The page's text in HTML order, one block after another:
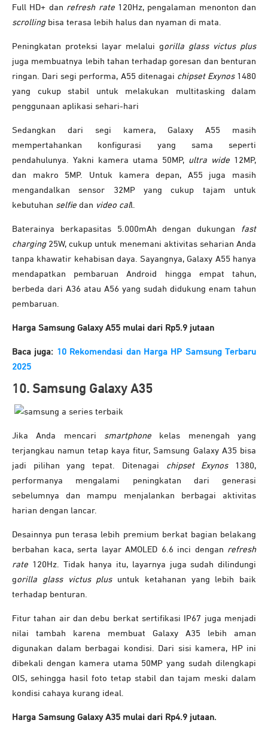
Full HD+ dan refresh rate120Hz, pengalaman menonton dan
scrollingbisa terasa lebih halus dan nyaman di mata.
Peningkatan proteksi layar melalui gorilla glass victus plus
juga membuatnya lebih tahan terhadap goresan dan benturan
ringan. Dari segi performa, A55 ditenagai chipset Exynos1480
yang cukup stabil untuk melakukan multitasking dalam
penggunaan aplikasi sehari-hari
Sedangkan dari segi kamera, Galaxy A55 masih
mempertahankan konfigurasi yang sama seperti
pendahulunya. Yakni kamera utama 50MP, ultra wide 12MP,
dan makro 5MP. Untuk kamera depan, A55 juga masih
mengandalkan sensor 32MP yang cukup tajam untuk
kebutuhan selfie dan video call.
Baterainya berkapasitas 5.000mAh dengan dukungan fast
charging25W, cukup untuk menemani aktivitas seharian Anda
tanpa khawatir kehabisan daya. Sayangnya, Galaxy A55 hanya
mendapatkan pembaruan Android hingga empat tahun,
berbeda dari A36 atau A56 yang sudah didukung enam tahun
pembaruan.
Harga Samsung Galaxy A55 mulai dari Rp5.9 jutaan
Baca juga: 10 Rekomendasi dan Harga HP Samsung Terbaru
2025
10. Samsung Galaxy A35
Jika Anda mencari smartphone kelas menengah yang
terjangkau namun tetap kaya fitur, Samsung Galaxy A35 bisa
jadi pilihan yang tepat. Ditenagai chipset Exynos1380,
performanya mengalami peningkatan dari generasi
sebelumnya dan mampu menjalankan berbagai aktivitas
harian dengan lancar.
Desainnya pun terasa lebih premium berkat bagian belakang
berbahan kaca, serta layar AMOLED 6.6 inci dengan refresh
rate 120Hz. Tidak hanya itu, layarnya juga sudah dilindungi
gorilla glass victus plus untuk ketahanan yang lebih baik
terhadap benturan.
Fitur tahan air dan debu berkat sertifikasi IP67 juga menjadi
nilai tambah karena membuat Galaxy A35 lebih aman
digunakan dalam berbagai kondisi. Dari sisi kamera, HP ini
dibekali dengan kamera utama 50MP yang sudah dilengkapi
OIS, sehingga hasil foto tetap stabil dan tajam meski dalam
kondisi cahaya kurang ideal.
Harga Samsung Galaxy A35 mulai dari Rp4.9 jutaan.